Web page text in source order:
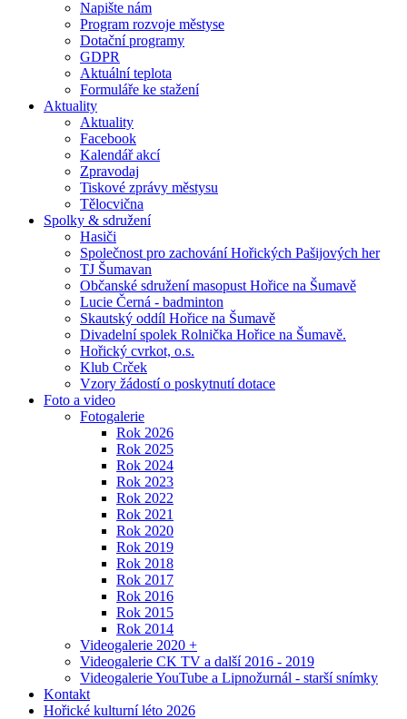
Napište nám
Program rozvoje městyse
Dotační programy
GDPR
Aktuální teplota
Formuláře ke stažení
Aktuality
Aktuality
Facebook
Kalendář akcí
Zpravodaj
Tiskové zprávy městysu
Tělocvična
Spolky & sdružení
Hasiči
Společnost pro zachování Hořických Pašijových her
TJ Šumavan
Občanské sdružení masopust Hořice na Šumavě
Lucie Černá - badminton
Skautský oddíl Hořice na Šumavě
Divadelní spolek Rolnička Hořice na Šumavě.
Hořický cvrkot, o.s.
Klub Crček
Vzory žádostí o poskytnutí dotace
Foto a video
Fotogalerie
Rok 2026
Rok 2025
Rok 2024
Rok 2023
Rok 2022
Rok 2021
Rok 2020
Rok 2019
Rok 2018
Rok 2017
Rok 2016
Rok 2015
Rok 2014
Videogalerie 2020 +
Videogalerie CK TV a další 2016 - 2019
Videogalerie YouTube a Lipnožurnál - starší snímky
Kontakt
Hořické kulturní léto 2026